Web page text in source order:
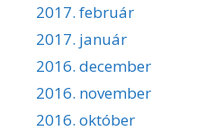
2017. február
2017. január
2016. december
2016. november
2016. október